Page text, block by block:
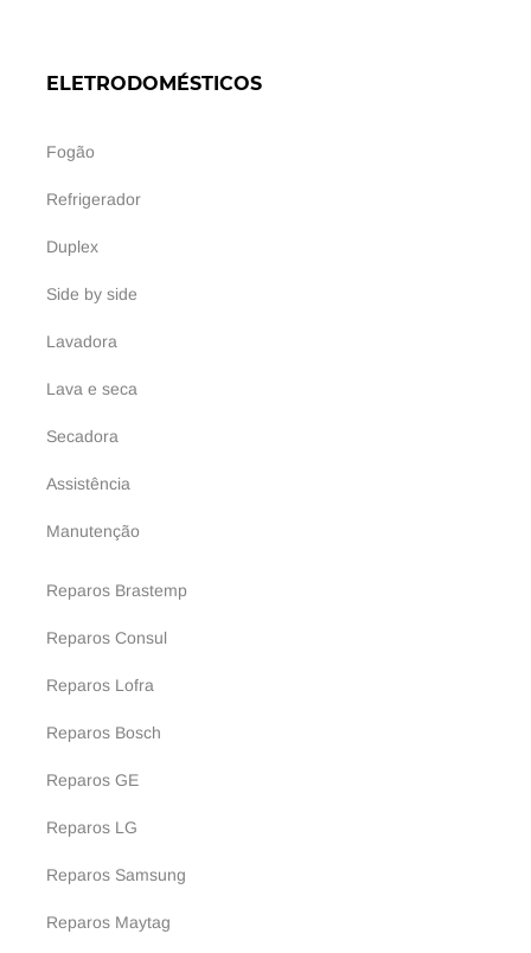
ELETRODOMÉSTICOS
Fogão
Refrigerador
Duplex
Side by side
Lavadora
Lava e seca
Secadora
Assistência
Manutenção
Reparos Brastemp
Reparos Consul
Reparos Lofra
Reparos Bosch
Reparos GE
Reparos LG
Reparos Samsung
Reparos Maytag